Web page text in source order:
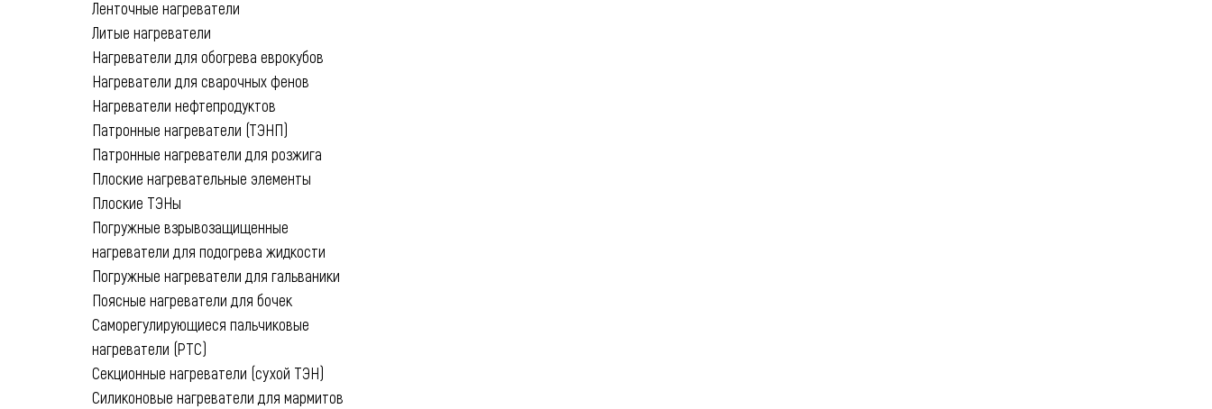
Ленточные нагреватели
Литые нагреватели
Нагреватели для обогрева еврокубов
Нагреватели для сварочных фенов
Нагреватели нефтепродуктов
Патронные нагреватели (ТЭНП)
Патронные нагреватели для розжига
Плоские нагревательные элементы
Плоские ТЭНы
Погружные взрывозащищенные
нагреватели для подогрева жидкости
Погружные нагреватели для гальваники
Поясные нагреватели для бочек
Саморегулирующиеся пальчиковые
нагреватели (РТС)
Секционные нагреватели (сухой ТЭН)
Силиконовые нагреватели для мармитов